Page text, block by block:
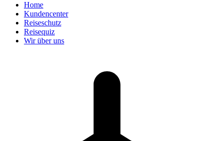
Home
Kundencenter
Reiseschutz
Reisequiz
Wir über uns